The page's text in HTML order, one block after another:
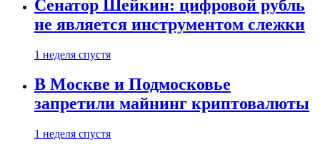
Сенатор Шейкин: цифровой рубль
не является инструментом слежки
1 неделя спустя
В Москве и Подмосковье
запретили майнинг криптовалюты
1 неделя спустя